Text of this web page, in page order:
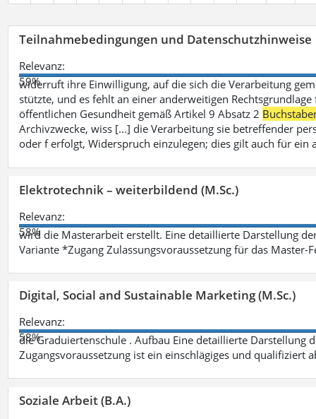
Teilnahmebedingungen und Datenschutzhinweise
Relevanz:
59%
widerruft ihre Einwilligung, auf die sich die Verarbeitung
stützte, und es fehlt an einer anderweitigen
öffentlichen Gesundheit gemäß Artikel 9 Absatz 2
Archivzwecke, wiss [...] die Verarbeitung sie betreffender
oder f erfolgt, Widerspruch einzulegen; dies gilt auch für ein
Elektrotechnik – weiterbildend (M.Sc.)
Relevanz:
58%
wird die Masterarbeit erstellt. Eine detaillierte Darstellung
Variante *Zugang Zulassungsvoraussetzung für das Master-
Digital, Social and Sustainable Marketing (M.Sc.)
Relevanz:
58%
die Graduiertenschule . Aufbau Eine detaillierte Darstellung
Zugangsvoraussetzung ist ein einschlägiges und qualifiziert
Soziale Arbeit (B.A.)